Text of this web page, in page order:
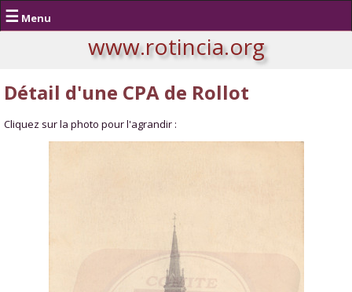
☰ Menu
www.rotincia.org
Détail d'une CPA de Rollot
Cliquez sur la photo pour l'agrandir :